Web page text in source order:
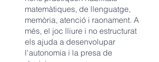
matemàtiques, de llenguatge,
memòria, atenció i raonament. A
més, el joc lliure i no estructurat
els ajuda a desenvolupar
l'autonomia i la presa de